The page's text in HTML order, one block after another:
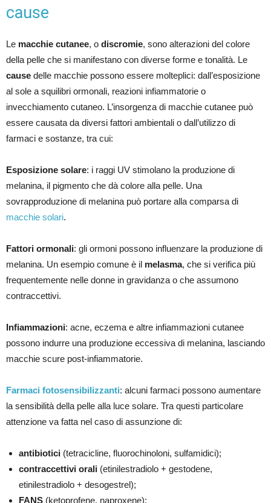
cause
Le macchie cutanee, o discromie, sono alterazioni del colore
della pelle che si manifestano con diverse forme e tonalità. Le
cause delle macchie possono essere molteplici: dall’esposizione
al sole a squilibri ormonali, reazioni infiammatorie o
invecchiamento cutaneo. L’insorgenza di macchie cutanee può
essere causata da diversi fattori ambientali o dall’utilizzo di
farmaci e sostanze, tra cui:
Esposizione solare: i raggi UV stimolano la produzione di
melanina, il pigmento che dà colore alla pelle. Una
sovrapproduzione di melanina può portare alla comparsa di
macchie solari.
Fattori ormonali: gli ormoni possono influenzare la produzione di
melanina. Un esempio comune è il melasma, che si verifica più
frequentemente nelle donne in gravidanza o che assumono
contraccettivi.
Infiammazioni: acne, eczema e altre infiammazioni cutanee
possono indurre una produzione eccessiva di melanina, lasciando
macchie scure post-infiammatorie.
Farmaci fotosensibilizzanti: alcuni farmaci possono aumentare
la sensibilità della pelle alla luce solare. Tra questi particolare
attenzione va fatta nel caso di assunzione di:
antibiotici (tetracicline, fluorochinoloni, sulfamidici);
contraccettivi orali (etinilestradiolo + gestodene,
etinilestradiolo + desogestrel);
FANS (ketoprofene, naproxene);